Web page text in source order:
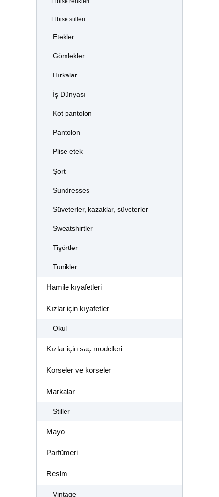
Elbise renkleri
Elbise stilleri
Etekler
Gömlekler
Hırkalar
İş Dünyası
Kot pantolon
Pantolon
Plise etek
Şort
Sundresses
Süveterler, kazaklar, süveterler
Sweatshirtler
Tişörtler
Tunikler
Hamile kıyafetleri
Kızlar için kıyafetler
Okul
Kızlar için saç modelleri
Korseler ve korseler
Markalar
Stiller
Mayo
Parfümeri
Resim
Vintage